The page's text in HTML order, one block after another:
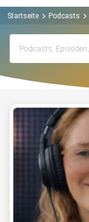
Startseite Podcasts